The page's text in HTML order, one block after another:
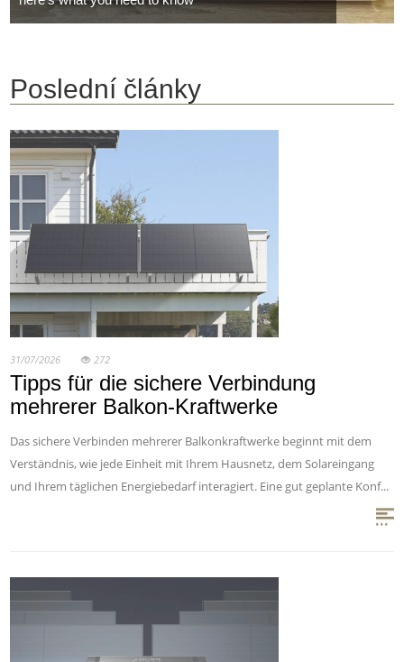
Poslední články
31/07/2026 272
Tipps für die sichere Verbindung
mehrerer Balkon-Kraftwerke
Das sichere Verbinden mehrerer Balkonkraftwerke beginnt mit dem
Verständnis, wie jede Einheit mit Ihrem Hausnetz, dem Solareingang
und Ihrem täglichen Energiebedarf interagiert. Eine gut geplante Konf...